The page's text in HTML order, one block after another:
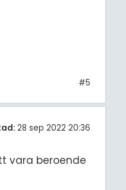
#5
28 sep 2022 20:36
vara beroende